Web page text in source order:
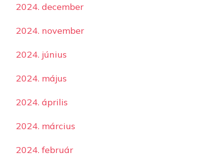
2024. december
2024. november
2024. június
2024. május
2024. április
2024. március
2024. február